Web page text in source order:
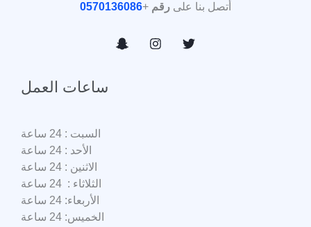
أتصل بنا على رقم +
0570136086
ساعات العمل
السبت : 24 ساعة
الأحد : 24 ساعة
الاثنين : 24 ساعة
الثلاثاء : 24 ساعة
الأربعاء: 24 ساعة
الخميس: 24 ساعة